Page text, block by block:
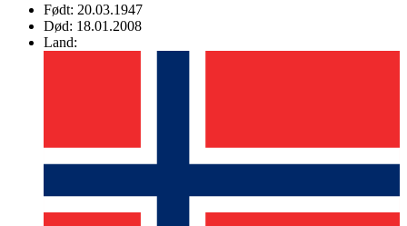
Født: 20.03.1947
Død: 18.01.2008
Land: